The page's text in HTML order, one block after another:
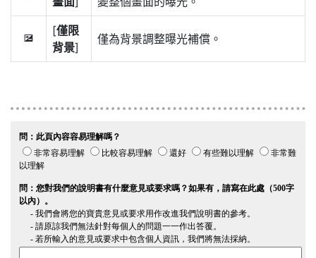
E
[僅限
背景]
僅為背景調整曝光補償。